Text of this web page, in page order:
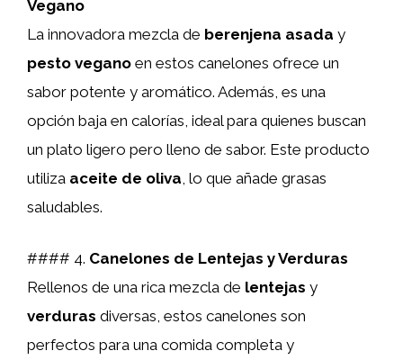
Vegano
La innovadora mezcla de berenjena asada y
pesto vegano en estos canelones ofrece un
sabor potente y aromático. Además, es una
opción baja en calorías, ideal para quienes buscan
un plato ligero pero lleno de sabor. Este producto
utiliza aceite de oliva , lo que añade grasas
saludables.
#### 4. Canelones de Lentejas y Verduras
Rellenos de una rica mezcla de lentejas y
verduras diversas, estos canelones son
perfectos para una comida completa y